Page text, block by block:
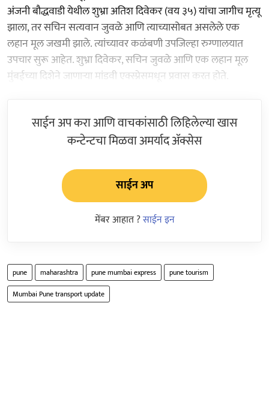
अंजनी बौद्धवाडी येथील शुभ्रा अतिश दिवेकर (वय ३५) यांचा जागीच मृत्यू
झाला, तर सचिन सत्यवान जुवळे आणि त्याच्यासोबत असलेले एक
लहान मूल जखमी झाले. त्यांच्यावर कळंबणी उपजिल्हा रुग्णालयात
उपचार सुरू आहेत. शुभ्रा दिवेकर, सचिन जुवळे आणि एक लहान मूल
मुंबईच्या दिशेने जाणाऱ्या मांडवी एक्स्प्रेसमधून प्रवास करत होते.
साईन अप करा आणि वाचकांसाठी लिहिलेल्या खास
कन्टेन्टचा मिळवा अमर्याद ॲक्सेस
साईन अप
मेंबर आहात ?साईन इन
pune maharashtra pune mumbai express
pune tourism
Mumbai Pune transport update